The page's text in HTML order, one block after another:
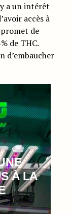
a un intérêt
accès à
de
de THC.
d’embaucher
À LA